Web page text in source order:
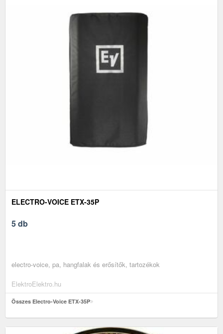
ELECTRO-VOICE ETX-35P
5 db
electro-voice, pa, hangfalak és erősítők, tartozékok
ElektroElektro.hu
Összes Electro-Voice ETX-35P